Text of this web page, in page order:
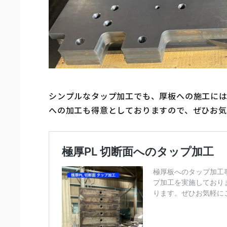
シンプルなタップ加工でも、厚板への施工に
への加工も得意としておりますので、ぜひお